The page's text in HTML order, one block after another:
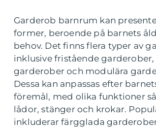
Garderob barnrum kan
former, beroende på barnets
behov. Det finns flera typer av
inklusive fristående
garderober och modulära
Dessa kan anpassas efter
föremål, med olika funktioner
lådor, stänger och krokar.
inkluderar färgglada